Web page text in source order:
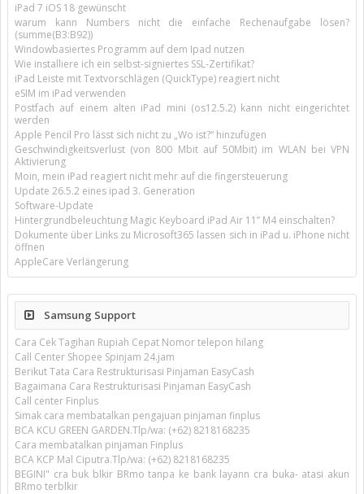
iPad 7 iOS 18 gewünscht
warum kann Numbers nicht die einfache Rechenaufgabe lösen?
(summe(B3:B92))
Windowbasiertes Programm auf dem Ipad nutzen
Wie installiere ich ein selbst-signiertes SSL-Zertifikat?
iPad Leiste mit Textvorschlägen (QuickType) reagiert nicht
eSIM im iPad verwenden
Postfach auf einem alten iPad mini (os12.5.2) kann nicht eingerichtet
werden
Apple Pencil Pro lässt sich nicht zu „Wo ist?“ hinzufügen
Geschwindigkeitsverlust (von 800 Mbit auf 50Mbit) im WLAN bei VPN
Aktivierung
Moin, mein iPad reagiert nicht mehr auf die fingersteuerung
Update 26.5.2 eines ipad 3. Generation
Software-Update
Hintergrundbeleuchtung Magic Keyboard iPad Air 11’’ M4 einschalten?
Dokumente über Links zu Microsoft365 lassen sich in iPad u. iPhone nicht
öffnen
AppleCare Verlängerung
Samsung Support
Cara Cek Tagihan Rupiah Cepat Nomor telepon hilang
Call Center Shopee Spinjam 24.jam
Berikut Tata Cara Restrukturisasi Pinjaman EasyCash
Bagaimana Cara Restrukturisasi Pinjaman EasyCash
Call center Finplus
Simak cara membatalkan pengajuan pinjaman finplus
BCA KCU GREEN GARDEN.Tlp/wa: (+62) 8218168235
Cara membatalkan pinjaman Finplus
BCA KCP Mal Ciputra.Tlp/wa: (+62) 8218168235
BEGINI" cra buk blkir BRmo tanpa ke bank layann cra buka- atasi akun
BRmo terblkir